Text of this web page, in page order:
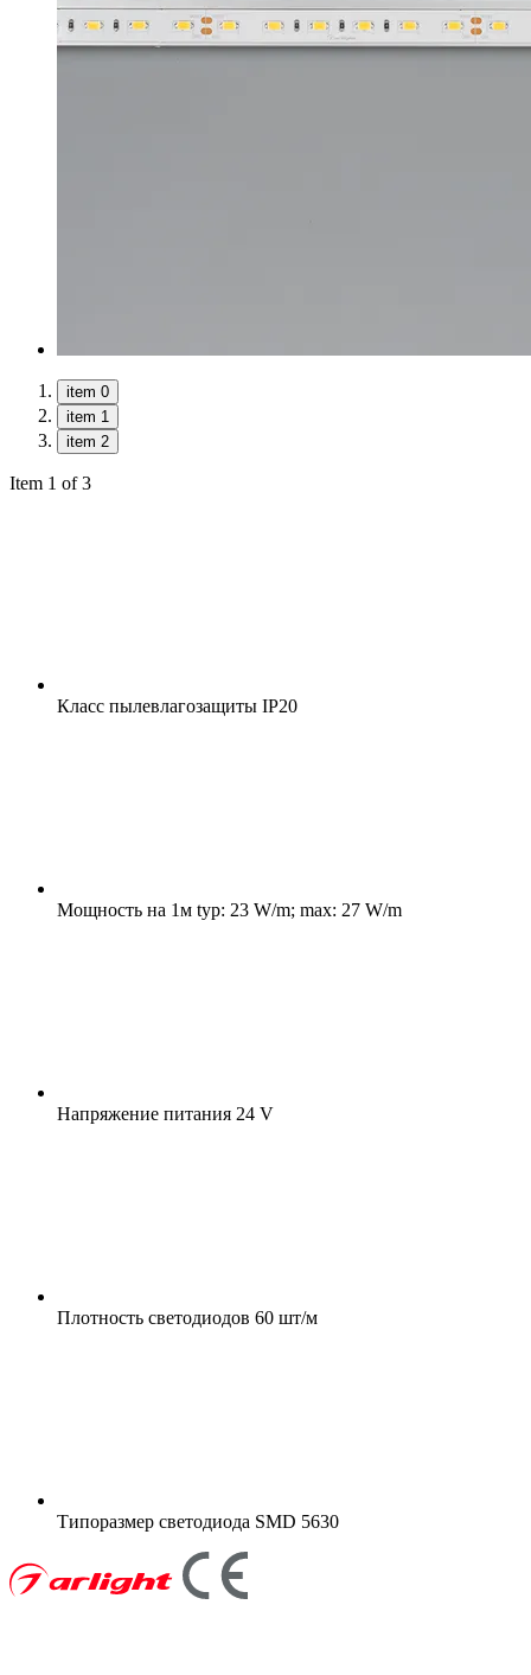
item 0
item 1
item 2
Item 1 of 3
Класс пылевлагозащиты IP20
Мощность на 1м typ: 23 W/m; max: 27 W/m
Напряжение питания 24 V
Плотность светодиодов 60 шт/м
Типоразмер светодиода SMD 5630